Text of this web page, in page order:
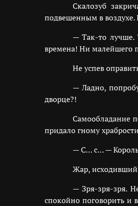
Скалозуб
подвешенным в
— Так-то лучше.
времена! Ни малейшего
Не успев
— Ладно,
дворце?!
Самообладание
придало гному
— С… с… — Король
Жар, исходивший
— Зря-зря-зря.
спокойно поговорить и